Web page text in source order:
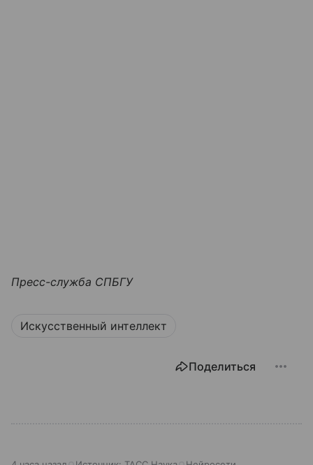
Пресс-служба СПБГУ
Искусственный интеллект
Поделиться